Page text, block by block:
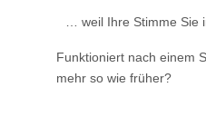
… weil Ihre Stimme Sie
Funktioniert nach einem
mehr so wie früher?